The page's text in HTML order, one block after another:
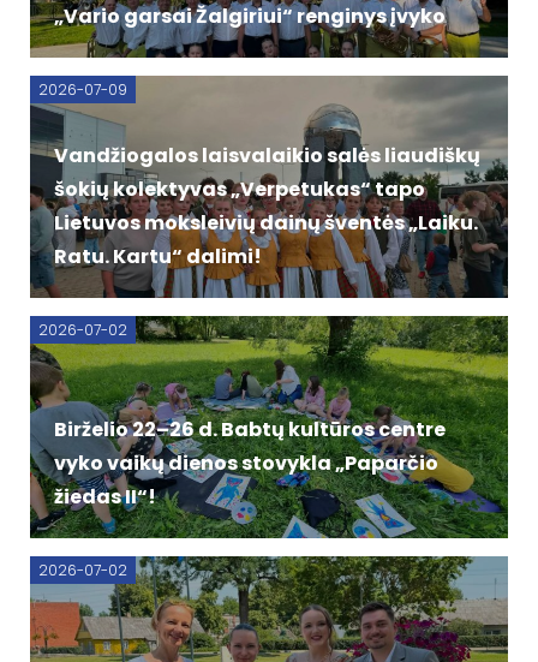
„Vario garsai Žalgiriui“ renginys įvyko
Vandžiogalos laisvalaikio salės liaudiškų
šokių kolektyvas „Verpetukas“ tapo
Lietuvos moksleivių dainų šventės „Laiku.
Ratu. Kartu“ dalimi!
2026-07-09
Birželio 22–26 d. Babtų kultūros centre
vyko vaikų dienos stovykla „Paparčio
žiedas II“!
2026-07-02
2026-07-02